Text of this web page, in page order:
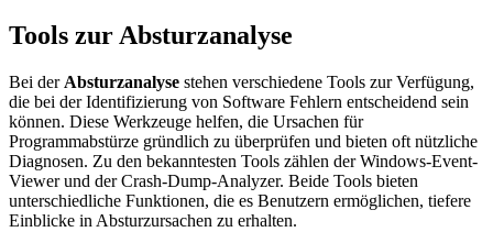
Tools zur Absturzanalyse
Bei der Absturzanalyse stehen verschiedene Tools zur Verfügung,
die bei der Identifizierung von Software Fehlern entscheidend sein
können. Diese Werkzeuge helfen, die Ursachen für
Programmabstürze gründlich zu überprüfen und bieten oft nützliche
Diagnosen. Zu den bekanntesten Tools zählen der Windows-Event-
Viewer und der Crash-Dump-Analyzer. Beide Tools bieten
unterschiedliche Funktionen, die es Benutzern ermöglichen, tiefere
Einblicke in Absturzursachen zu erhalten.